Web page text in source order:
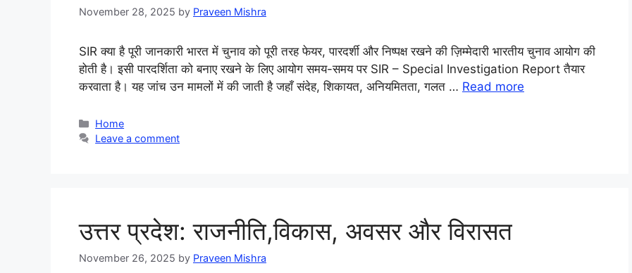
November 28, 2025 by Praveen Mishra
SIR क्या है पूरी जानकारी भारत में चुनाव को पूरी तरह फेयर, पारदर्शी और निष्पक्ष रखने की ज़िम्मेदारी भारतीय चुनाव आयोग की
होती है। इसी पारदर्शिता को बनाए रखने के लिए आयोग समय-समय पर SIR – Special Investigation Report तैयार
करवाता है। यह जांच उन मामलों में की जाती है जहाँ संदेह, शिकायत, अनियमितता, गलत … Read more
Categories
Home
Leave a comment
उत्तर प्रदेश: राजनीति,विकास, अवसर और विरासत
November 26, 2025 by Praveen Mishra